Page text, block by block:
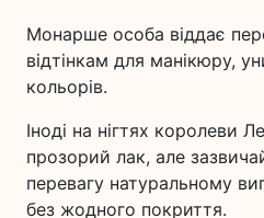
Монарше особа віддає
відтінкам для манікюру,
кольорів.
Іноді на нігтях королеви
прозорий лак, але
перевагу натуральному
без жодного покриття.